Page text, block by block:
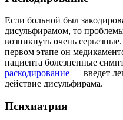
Если больной был
дисульфирамом, то
возникнуть очень
первом этапе он
пациента болезненные
раскодирование — введет
действие дисульфирама.
Психиатрия